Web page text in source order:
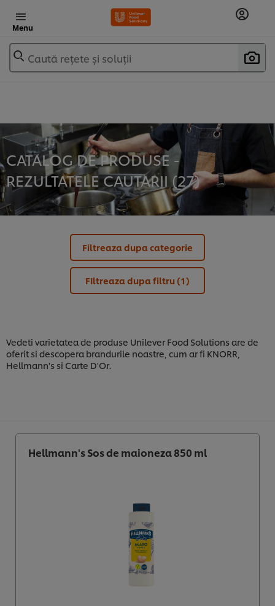
Menu
Caută rețete și soluții
CATALOG DE PRODUSE -
REZULTATELE CAUTARII (27)
Filtreaza dupa categorie
FIltreaza dupa filtru (1)
Vedeti varietatea de produse Unilever Food Solutions are de
oferit si descopera brandurile noastre, cum ar fi KNORR,
Hellmann's si Carte D'Or.
Hellmann's Sos de maioneza 850 ml